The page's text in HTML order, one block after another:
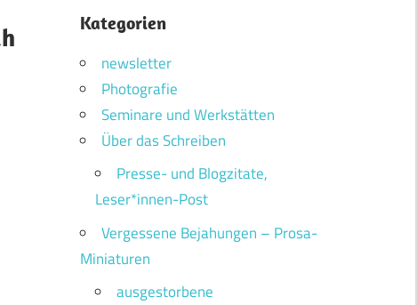
Kategorien
newsletter
Photografie
Seminare und Werkstätten
Über das Schreiben
Presse- und Blogzitate,
Leser*innen-Post
Vergessene Bejahungen – Prosa-
Miniaturen
ausgestorbene